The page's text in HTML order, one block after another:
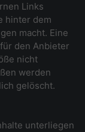
Links
hinter dem
macht. Eine
den Anbieter
nicht
werden
gelöscht.
unterliegen